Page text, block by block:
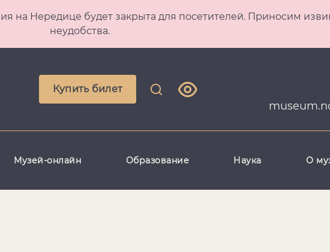
на Нередице будет закрыта для посетителей. Приносим
неудобства.
Купить билет
Музей-онлайн Образование Наука О